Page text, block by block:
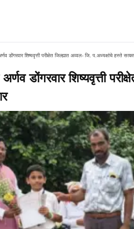
डोंगरवार शिष्यवृत्ती परीक्षेत जिल्ह्यात अव्वल- जि. प.अध्यक्षांचे हस्ते
डोंगरवार शिष्यवृत्ती